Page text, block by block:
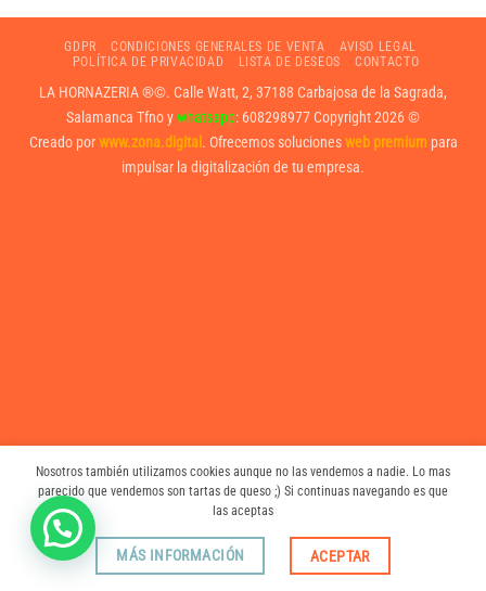
GDPR CONDICIONES GENERALES DE VENTA
AVISO LEGAL
POLÍTICA DE PRIVACIDAD
LISTA DE DESEOS CONTACTO
LA HORNAZERIA ®©. Calle Watt, 2, 37188 Carbajosa de la Sagrada,
Salamanca Tfno ywhatsapp: 608298977 Copyright 2026 ©
Creado porwww.zona.digital . Ofrecemos solucionesweb premium para
impulsar la digitalización de tu empresa.
Nosotros también utilizamos cookies aunque no las vendemos a nadie. Lo mas
parecido que vendemos son tartas de queso ;) Si continuas navegando es que
las aceptas
MÁS INFORMACIÓN ACEPTAR